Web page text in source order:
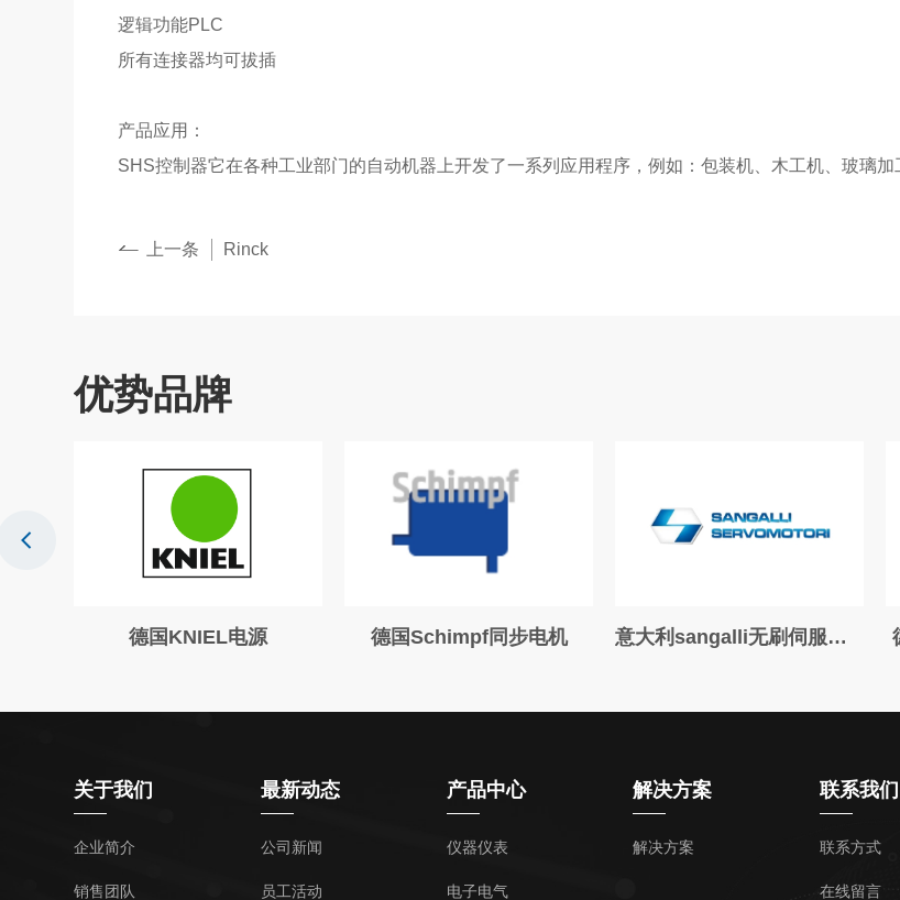
逻辑功能PLC
所有连接器均可拔插
产品应用：
SHS控制器它在各种工业部门的自动机器上开发了一系列应用程序，例如：包装机、木工机、玻璃
上一条 Rinck
优势品牌
德国KNIEL电源 德国Schimpf同步电机 意大利sangalli无刷伺服电机
关于我们
企业简介
销售团队
最新动态
公司新闻
员工活动
产品中心
仪器仪表
电子电气
解决方案
解决方案
联系我们
联系方式
在线留言